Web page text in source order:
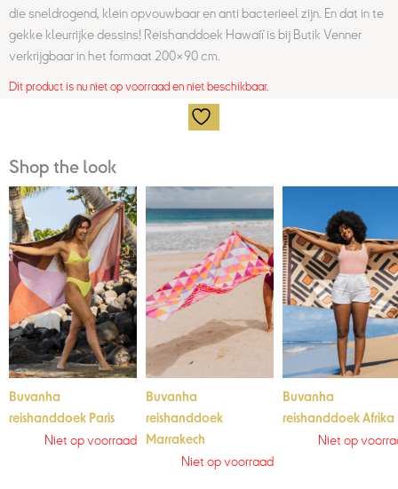
die sneldrogend, klein opvouwbaar en anti bacterieel zijn. En dat in te
gekke kleurrijke dessins! Reishanddoek Hawaiï is bij Butik Venner
verkrijgbaar in het formaat 200×90 cm.
Dit product is nu niet op voorraad en niet beschikbaar.
Shop the look
Buvanha
reishanddoek Paris
Niet op voorraad
Buvanha
reishanddoek
Marrakech
Niet op voorraad
Buvanha
reishanddoek Afrika
Niet op